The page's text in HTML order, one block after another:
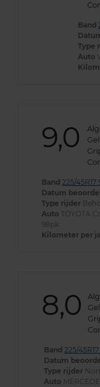
Band
Type
Auto
9,0
Band 225/45R17
Datum
Type rijder
Auto TOYOTA
98pk
Kilometer per
8,0
Band 225/45R17
Datum
Type rijder
Auto